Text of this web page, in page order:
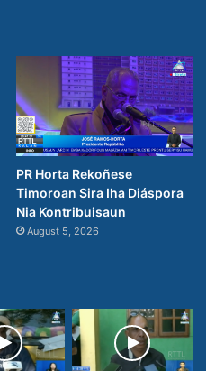
PR Horta Rekoñese
Timoroan Sira Iha Diáspora
Nia Kontribuisaun
August 5, 2026